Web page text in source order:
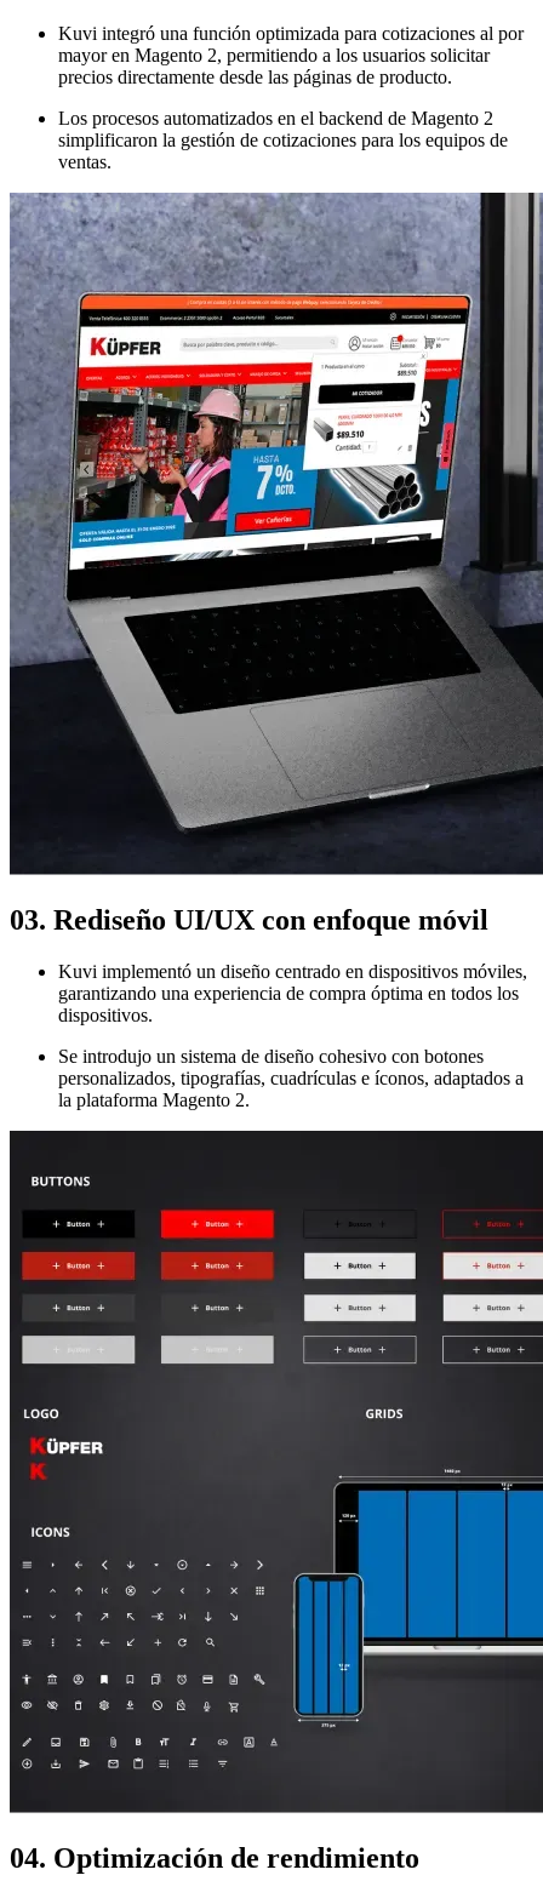
Kuvi integró una función optimizada para cotizaciones al por
mayor en Magento 2, permitiendo a los usuarios solicitar
precios directamente desde las páginas de producto.
Los procesos automatizados en el backend de Magento 2
simplificaron la gestión de cotizaciones para los equipos de
ventas.
03. Rediseño UI/UX con enfoque móvil
Kuvi implementó un diseño centrado en dispositivos móviles,
garantizando una experiencia de compra óptima en todos los
dispositivos.
Se introdujo un sistema de diseño cohesivo con botones
personalizados, tipografías, cuadrículas e íconos, adaptados a
la plataforma Magento 2.
04. Optimización de rendimiento